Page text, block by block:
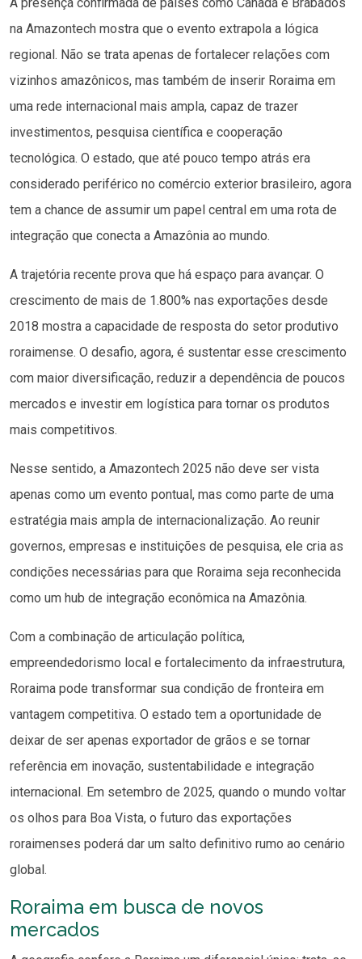
na Amazontech mostra que o evento extrapola a lógica
regional. Não se trata apenas de fortalecer relações com
vizinhos amazônicos, mas também de inserir Roraima em
uma rede internacional mais ampla, capaz de trazer
investimentos, pesquisa científica e cooperação
tecnológica. O estado, que até pouco tempo atrás era
considerado periférico no comércio exterior brasileiro, agora
tem a chance de assumir um papel central em uma rota de
integração que conecta a Amazônia ao mundo.
A trajetória recente prova que há espaço para avançar. O
crescimento de mais de 1.800% nas exportações desde
2018 mostra a capacidade de resposta do setor produtivo
roraimense. O desafio, agora, é sustentar esse crescimento
com maior diversificação, reduzir a dependência de poucos
mercados e investir em logística para tornar os produtos
mais competitivos.
Nesse sentido, a Amazontech 2025 não deve ser vista
apenas como um evento pontual, mas como parte de uma
estratégia mais ampla de internacionalização. Ao reunir
governos, empresas e instituições de pesquisa, ele cria as
condições necessárias para que Roraima seja reconhecida
como um hub de integração econômica na Amazônia.
Com a combinação de articulação política,
empreendedorismo local e fortalecimento da infraestrutura,
Roraima pode transformar sua condição de fronteira em
vantagem competitiva. O estado tem a oportunidade de
deixar de ser apenas exportador de grãos e se tornar
referência em inovação, sustentabilidade e integração
internacional. Em setembro de 2025, quando o mundo voltar
os olhos para Boa Vista, o futuro das exportações
roraimenses poderá dar um salto definitivo rumo ao cenário
global.
Roraima em busca de novos
mercados